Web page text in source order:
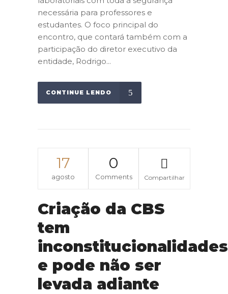
necessária para professores e
estudantes. O foco principal do
encontro, que contará também com a
participação do diretor executivo da
entidade, Rodrigo...
CONTINUE LENDO
17
agosto
0
Comments Compartilhar
Criação da CBS
tem
inconstitucionalidades
e pode não ser
levada adiante